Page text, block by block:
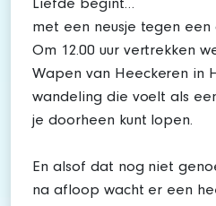
Liefde begint…
met een neusje tegen een
Om 12.00 uur vertrekken
Wapen van Heeckeren in
wandeling die voelt als
je doorheen kunt lopen.
En alsof dat nog niet
na afloop wacht er een